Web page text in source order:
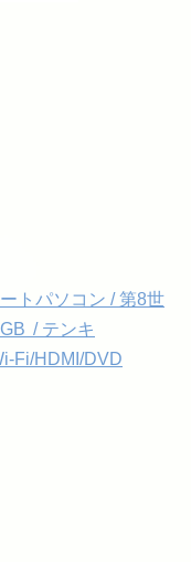
トパソコン / 第8世
/ テンキ
HDMI/DVD